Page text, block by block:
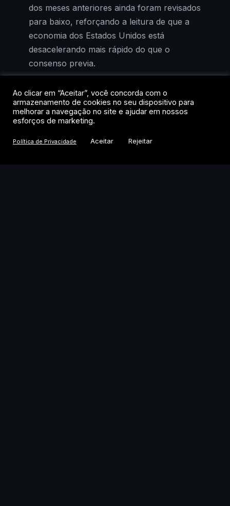
dos meses anteriores ainda foram revisados
para baixo, reforçando a leitura de que a
economia dos Estados Unidos está
desacelerando mais rápido do que o
consenso previa.
A reação de Wall Street foi imediata e, para
quem acompanha a lógica dos mercados,
previsível: má notícia para a economia real
Nasdaq saltou 5,19% na semana, o S&P
Ao clicar em “Aceitar”, você concorda com o
armazenamento de cookies no seu dispositivo para
melhorar a navegação no site e ajudar em nossos
esforços de marketing.
Política de Privacidade Aceitar Rejeitar